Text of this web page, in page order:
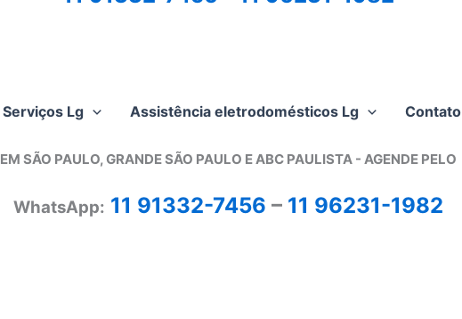
Serviços Lg Assistência eletrodomésticos Lg Contato
EM SÃO PAULO, GRANDE SÃO PAULO E ABC PAULISTA - AGENDE PELO
WhatsApp: 11 91332-7456 – 11 96231-1982